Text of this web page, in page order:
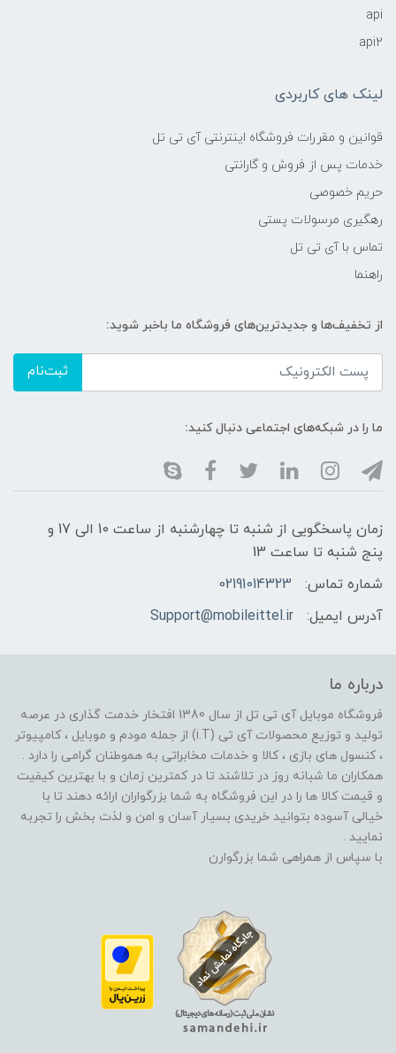
api
api2
لینک های کاربردی
قوانین و مقررات فروشگاه اینترنتی آی تی تل
خدمات پس از فروش و گارانتی
حریم خصوصی
رهگیری مرسولات پستی
تماس با آی تی تل
راهنما
از تخفیف‌ها و جدیدترین‌های فروشگاه ما باخبر شوید:
ثبت‌نام
ما را در شبکه‌های اجتماعی دنبال کنید:
زمان پاسخگویی از شنبه تا چهارشنبه از ساعت 10 الی 17 و
پنج شنبه تا ساعت 13
شماره تماس:
02191014323
آدرس ایمیل:
Support@mobileittel.ir
درباره ما
فروشگاه موبایل آی تی تل از سال 1380 افتخار خدمت گذاری در عرصه
تولید و توزیع محصولات آی تی (i.T) از جمله مودم و موبایل ، کامپیوتر
، کنسول های بازی ، کالا و خدمات مخابراتی به هموطنان گرامی را دارد .
همکاران ما شبانه روز در تلاشند تا در کمترین زمان و با بهترین کیفیت
و قیمت کالا ها را در این فروشگاه به شما بزرگواران ارائه دهند تا با
خیالی آسوده بتوانید خریدی بسیار آسان و امن و لذت بخش را تجربه
نمایید .
با سپاس از همراهی شما بزرگوارن